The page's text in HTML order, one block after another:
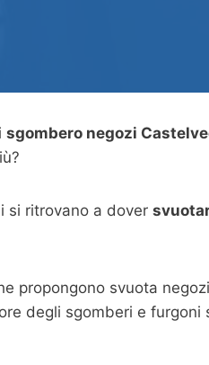
sgombero negozi
si ritrovano a dover
propongono svuota
degli sgomberi e